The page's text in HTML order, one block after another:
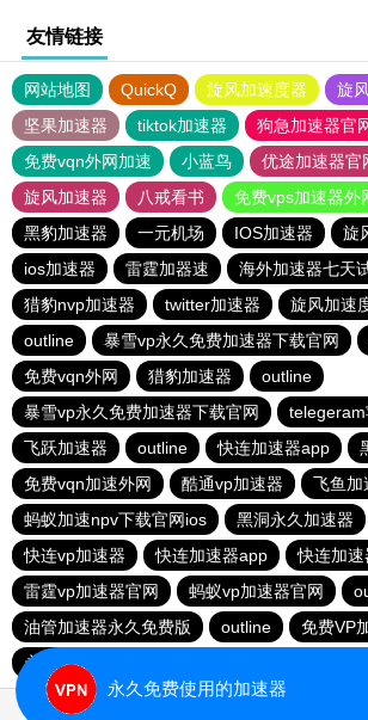
友情链接
网站地图 QuickQ 旋风加速度器 旋
坚果加速器
tiktok加速器
狗急加速器官
免费vqn外网加速
小蓝鸟 优途加速器官
旋风加速器
八戒看书
免费vps加速器外
黑豹加速器
一元机场 IOS加速器
旋
ios加速器
雷霆加器速
海外加速器七天
猎豹nvp加速器
twitter加速器 旋风加速
outline
暴雪vp永久免费加速器下载官网
免费vqn外网
猎豹加速器
outline
暴雪vp永久免费加速器下载官网
飞跃加速器
outline 快连加速器app
免费vqn加速外网
酷通vp加速器 飞鱼加
蚂蚁加速npv下载官网ios
黑洞永久加速器
快连vp加速器
快连加速器app
快连加
雷霆vp加速器官网
蚂蚁vp加速器官网
油管加速器永久免费版
outline 免费VP
永久免费vqn加速外网
永久免费使用的加速器